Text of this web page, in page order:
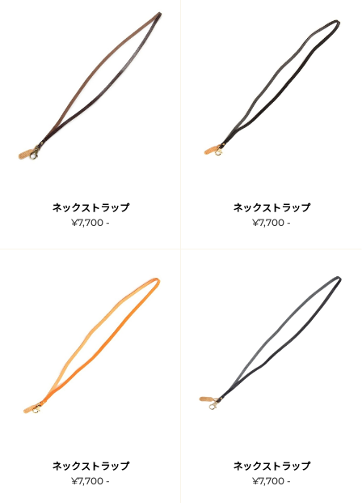
ネックストラップ
¥7,700 -
ネックストラップ
¥7,700 -
ネックストラップ
¥7,700 -
ネックストラップ
¥7,700 -